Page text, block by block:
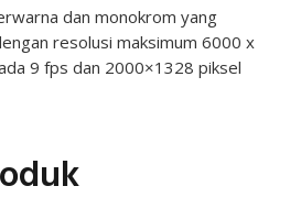
dan monokrom yang
resolusi maksimum 6000 x
9 fps dan 2000×1328 piksel